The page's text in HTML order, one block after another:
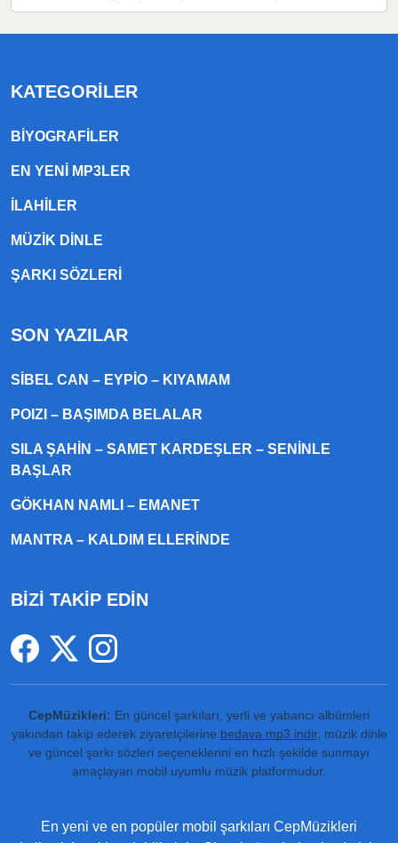
KATEGORILER
BIYOGRAFILER
EN YENI MP3LER
ILAHILER
MÜZIK DINLE
ŞARKI SÖZLERI
SON YAZILAR
SIBEL CAN – EYPIO – KIYAMAM
POIZI – BAŞIMDA BELALAR
SILA ŞAHIN – SAMET KARDEŞLER – SENINLE
BAŞLAR
GÖKHAN NAMLI – EMANET
MANTRA – KALDIM ELLERINDE
BİZİ TAKİP EDİN
CepMüzikleri: En güncel şarkıları, yerli ve yabancı albümleri
yakından takip ederek ziyaretçilerine bedava mp3 indir, müzik dinle
ve güncel şarkı sözleri seçeneklerini en hızlı şekilde sunmayı
amaçlayan mobil uyumlu müzik platformudur.
En yeni ve en popüler mobil şarkıları CepMüzikleri